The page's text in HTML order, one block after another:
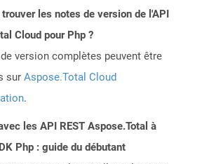
les notes de version de l'API
Cloud pour Php ?
version complètes peuvent être
sur Aspose.Total Cloud
.
les API REST Aspose.Total à
Php : guide du débutant